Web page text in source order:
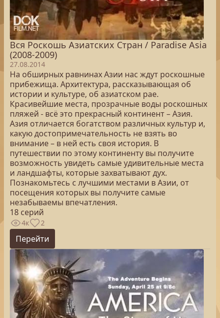
Вся Роскошь Азиатских Стран / Paradise Asia
(2008-2009)
27.08.2014
На обширных равнинах Азии нас ждут роскошные
прибежища. Архитектура, рассказывающая об
истории и культуре, об азиатском рае.
Красивейшие места, прозрачные воды роскошных
пляжей - всё это прекрасный континент – Азия.
Азия отличается богатством различных культур и,
какую достопримечательность не взять во
внимание – в ней есть своя история. В
путешествии по этому континенту вы получите
возможность увидеть самые удивительные места
и ландшафты, которые захватывают дух.
Познакомьтесь с лучшими местами в Азии, от
посещения которых вы получите самые
незабываемы впечатления.
18 серий
4к 2
Перейти